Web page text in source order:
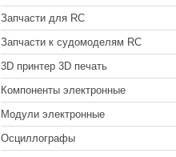
Запчасти для RC
Запчасти к судомоделям RC
3D принтер 3D печать
Компоненты электронные
Модули электронные
Осциллографы